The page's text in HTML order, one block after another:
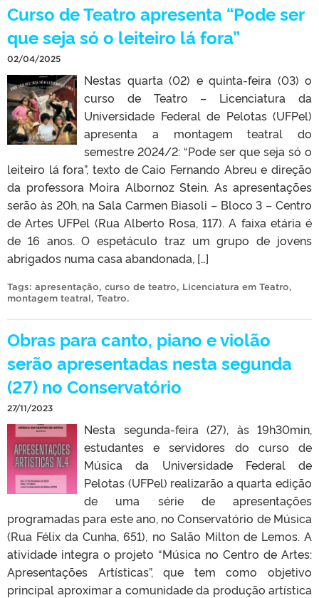
Curso de Teatro apresenta “Pode ser
que seja só o leiteiro lá fora”
02/04/2025
Nestas quarta (02) e quinta-feira (03) o
curso de Teatro – Licenciatura da
Universidade Federal de Pelotas (UFPel)
apresenta a montagem teatral do
semestre 2024/2: “Pode ser que seja só o
leiteiro lá fora”, texto de Caio Fernando Abreu e direção
da professora Moira Albornoz Stein. As apresentações
serão às 20h, na Sala Carmen Biasoli – Bloco 3 – Centro
de Artes UFPel (Rua Alberto Rosa, 117). A faixa etária é
de 16 anos. O espetáculo traz um grupo de jovens
abrigados numa casa abandonada, […]
Tags: apresentação, curso de teatro, Licenciatura em Teatro,
montagem teatral, Teatro.
Obras para canto, piano e violão
serão apresentadas nesta segunda
(27) no Conservatório
27/11/2023
Nesta segunda-feira (27), às 19h30min,
estudantes e servidores do curso de
Música da Universidade Federal de
Pelotas (UFPel) realizarão a quarta edição
de uma série de apresentações
programadas para este ano, no Conservatório de Música
(Rua Félix da Cunha, 651), no Salão Milton de Lemos. A
atividade integra o projeto “Música no Centro de Artes:
Apresentações Artísticas”, que tem como objetivo
principal aproximar a comunidade da produção artística